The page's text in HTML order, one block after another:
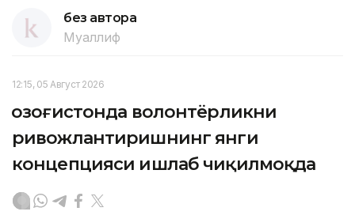
без автора
Муаллиф
12:15, 05 Август 2026
Қозоғистонда волонтёрликни
ривожлантиришнинг янги
концепцияси ишлаб чиқилмоқда